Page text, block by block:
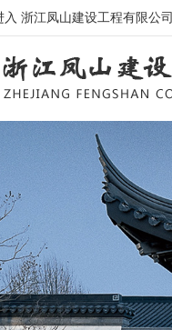
浙江凤山建设工程有限公司